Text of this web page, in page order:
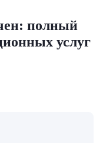
полный
услуг